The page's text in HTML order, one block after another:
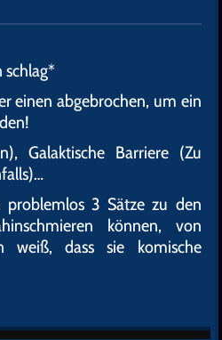
arsch.
es sein müssen! Wen
Die hättet
vulkanische "Geistesve"… –
ja, Geistesverschmelzung
ok.
die Gorn bei Gelegenheit